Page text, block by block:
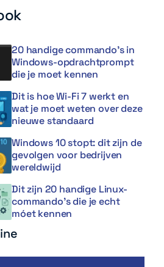
20 handige commando’s in
Windows-opdrachtprompt
die je moet kennen
Dit is hoe Wi-Fi 7 werkt en
wat je moet weten over deze
nieuwe standaard
Windows 10 stopt: dit zijn de
gevolgen voor bedrijven
wereldwijd
Dit zijn 20 handige Linux-
commando’s die je echt
móet kennen